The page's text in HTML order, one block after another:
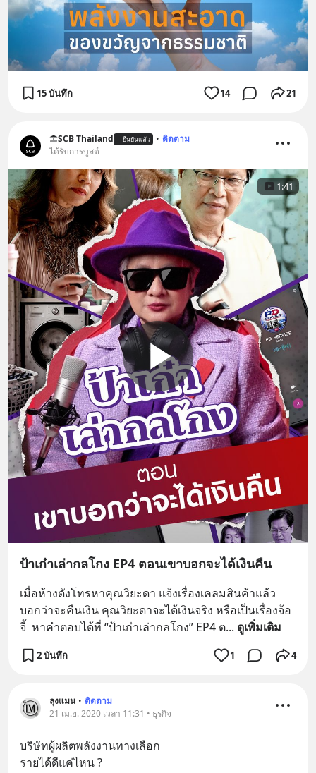
15 บันทึก 14 21
SCB Thailand ยืนยันแล้ว • ติดตาม
ได้รับการบูสต์
1:41
ป้าเก๋าเล่ากลโกง EP4 ตอนเขาบอกจะได้เงินคืน
เมื่อห้างดังโทรหาคุณวิยะดา แจ้งเรื่องเคลมสินค้าแล้ว
บอกว่าจะคืนเงิน คุณวิยะดาจะได้เงินจริง หรือเป็นเรื่องจ้อ
จี้  หาคำตอบได้ที่ “ป้าเก๋าเล่ากลโกง” EP4 ต... ดูเพิ่มเติม
2 บันทึก 1 4
ลุงแมน • ติดตาม
21 เม.ย. 2020 เวลา 11:31 • ธุรกิจ
บริษัทผู้ผลิตพลังงานทางเลือก
รายได้ดีแค่ไหน ?